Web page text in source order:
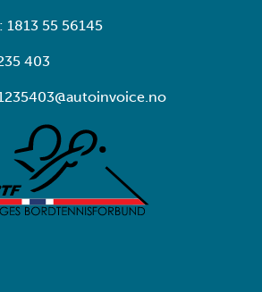
55 56145
403